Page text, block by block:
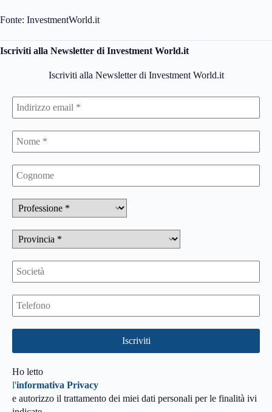
Fonte: InvestmentWorld.it
Iscriviti alla Newsletter di Investment World.it
Iscriviti alla Newsletter di Investment World.it
Ho letto
l'informativa Privacy
e autorizzo il trattamento dei miei dati personali per le finalità ivi